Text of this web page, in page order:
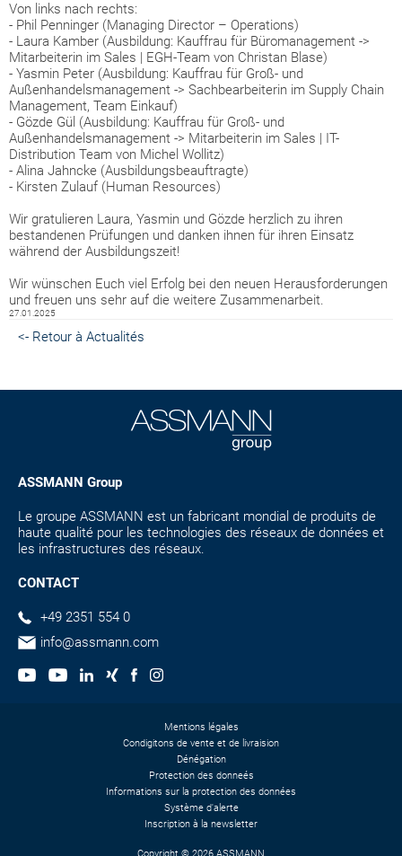
Von links nach rechts:
- Phil Penninger (Managing Director – Operations)
- Laura Kamber (Ausbildung: Kauffrau für Büromanagement ->
Mitarbeiterin im Sales | EGH-Team von Christan Blase)
- Yasmin Peter (Ausbildung: Kauffrau für Groß- und
Außenhandelsmanagement -> Sachbearbeiterin im Supply Chain
Management, Team Einkauf)
- Gözde Gül (Ausbildung: Kauffrau für Groß- und
Außenhandelsmanagement -> Mitarbeiterin im Sales | IT-
Distribution Team von Michel Wollitz)
- Alina Jahncke (Ausbildungsbeauftragte)
- Kirsten Zulauf (Human Resources)
Wir gratulieren Laura, Yasmin und Gözde herzlich zu ihren
bestandenen Prüfungen und danken ihnen für ihren Einsatz
während der Ausbildungszeit!
Wir wünschen Euch viel Erfolg bei den neuen Herausforderungen
und freuen uns sehr auf die weitere Zusammenarbeit.
27.01.2025
<- Retour à Actualités
ASSMANN Group
Le groupe ASSMANN est un fabricant mondial de produits de
haute qualité pour les technologies des réseaux de données et
les infrastructures des réseaux.
CONTACT
+49 2351 554 0
info@assmann.com
Mentions légales
Condigitons de vente et de livraision
Dénégation
Protection des donneés
Informations sur la protection des données
Système d'alerte
Inscription à la newsletter
Copyright © 2026 ASSMANN